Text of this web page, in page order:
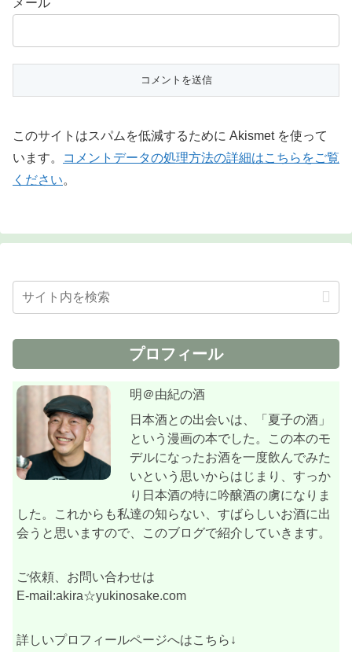
このサイトはスパムを低減するために Akismet を使って
います。
コメントデータの処理方法の詳細はこちらをご覧
ください。
プロフィール
明＠由紀の酒
日本酒との出会いは、「夏子の酒」
という漫画の本でした。この本のモ
デルになったお酒を一度飲んでみた
いという思いからはじまり、すっか
り日本酒の特に吟醸酒の虜になりま
した。これからも私達の知らない、すばらしいお酒に出
会うと思いますので、このブログで紹介していきます。
ご依頼、お問い合わせは
E-mail:akira☆yukinosake.com
詳しいプロフィールページへはこちら↓